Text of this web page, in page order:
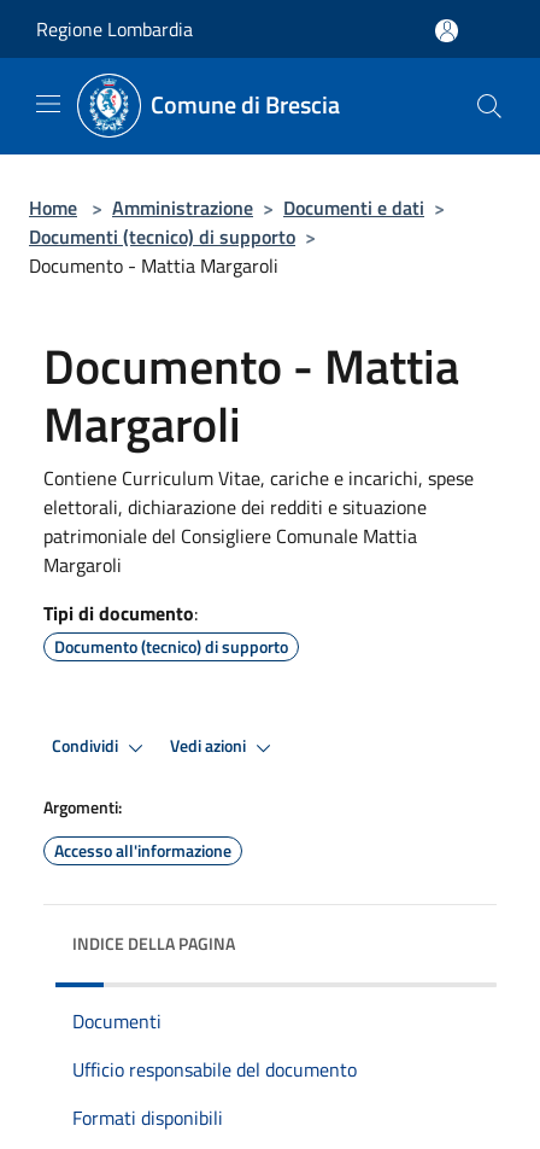
Regione Lombardia
Comune di Brescia
Home > Amministrazione > Documenti e dati >
Documenti (tecnico) di supporto >
Documento - Mattia Margaroli
Documento - Mattia
Margaroli
Contiene Curriculum Vitae, cariche e incarichi, spese
elettorali, dichiarazione dei redditi e situazione
patrimoniale del Consigliere Comunale Mattia
Margaroli
Tipi di documento:
Documento (tecnico) di supporto
Condividi Vedi azioni
Argomenti:
Accesso all'informazione
INDICE DELLA PAGINA
Documenti
Ufficio responsabile del documento
Formati disponibili